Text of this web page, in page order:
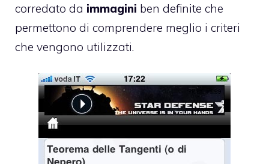
corredato da immagini ben definite che
permettono di comprendere meglio i criteri
che vengono utilizzati.